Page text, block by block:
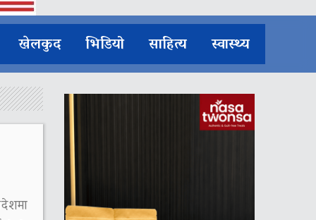
खेलकुद भिडियो साहित्य स्वास्थ्य